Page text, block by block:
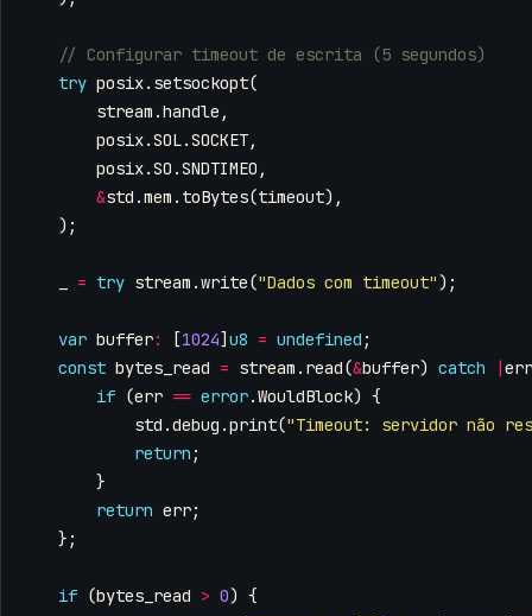
try posix. setsockopt(
stream .handle ,
posix.SOL.SOCKET,
posix.SO .SNDTIMEO ,
&std .mem . toBytes(timeout),
);
= try stream .write("Dados com timeout");
var buffer: [1024] u8 = undefined ;
const bytes_read = stream . read(&buffer) catch |err
if (err == error.WouldBlock) {
std .debug .print("Timeout: servidor não
return ;
}
return err;
};
if (bytes_read > 0) {